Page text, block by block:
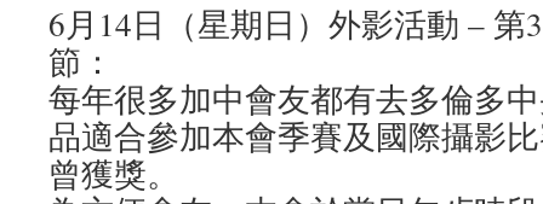
6月14日（星期日）外影活動 – 第
節：
每年很多加中會友都有去多倫多
品適合參加本會季賽及國際攝影
曾獲獎。